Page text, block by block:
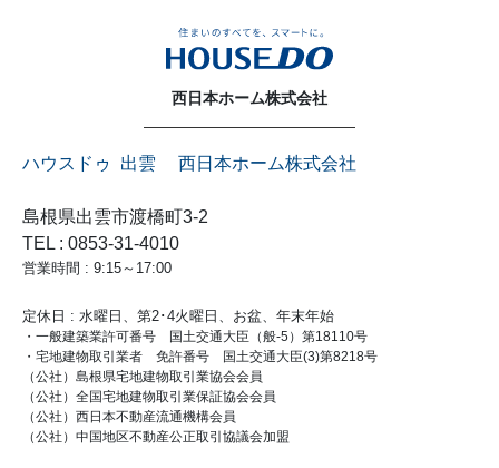
西日本ホーム株式会社
ハウスドゥ 出雲 西日本ホーム株式会社
島根県出雲市渡橋町3-2
TEL : 0853-31-4010
営業時間 : 9:15～17:00
定休日 : 水曜日、第2･4火曜日、お盆、年末年始
・一般建築業許可番号 国土交通大臣（般-5）第18110号
・宅地建物取引業者 免許番号 国土交通大臣(3)第8218号
（公社）島根県宅地建物取引業協会会員
（公社）全国宅地建物取引業保証協会会員
（公社）西日本不動産流通機構会員
（公社）中国地区不動産公正取引協議会加盟